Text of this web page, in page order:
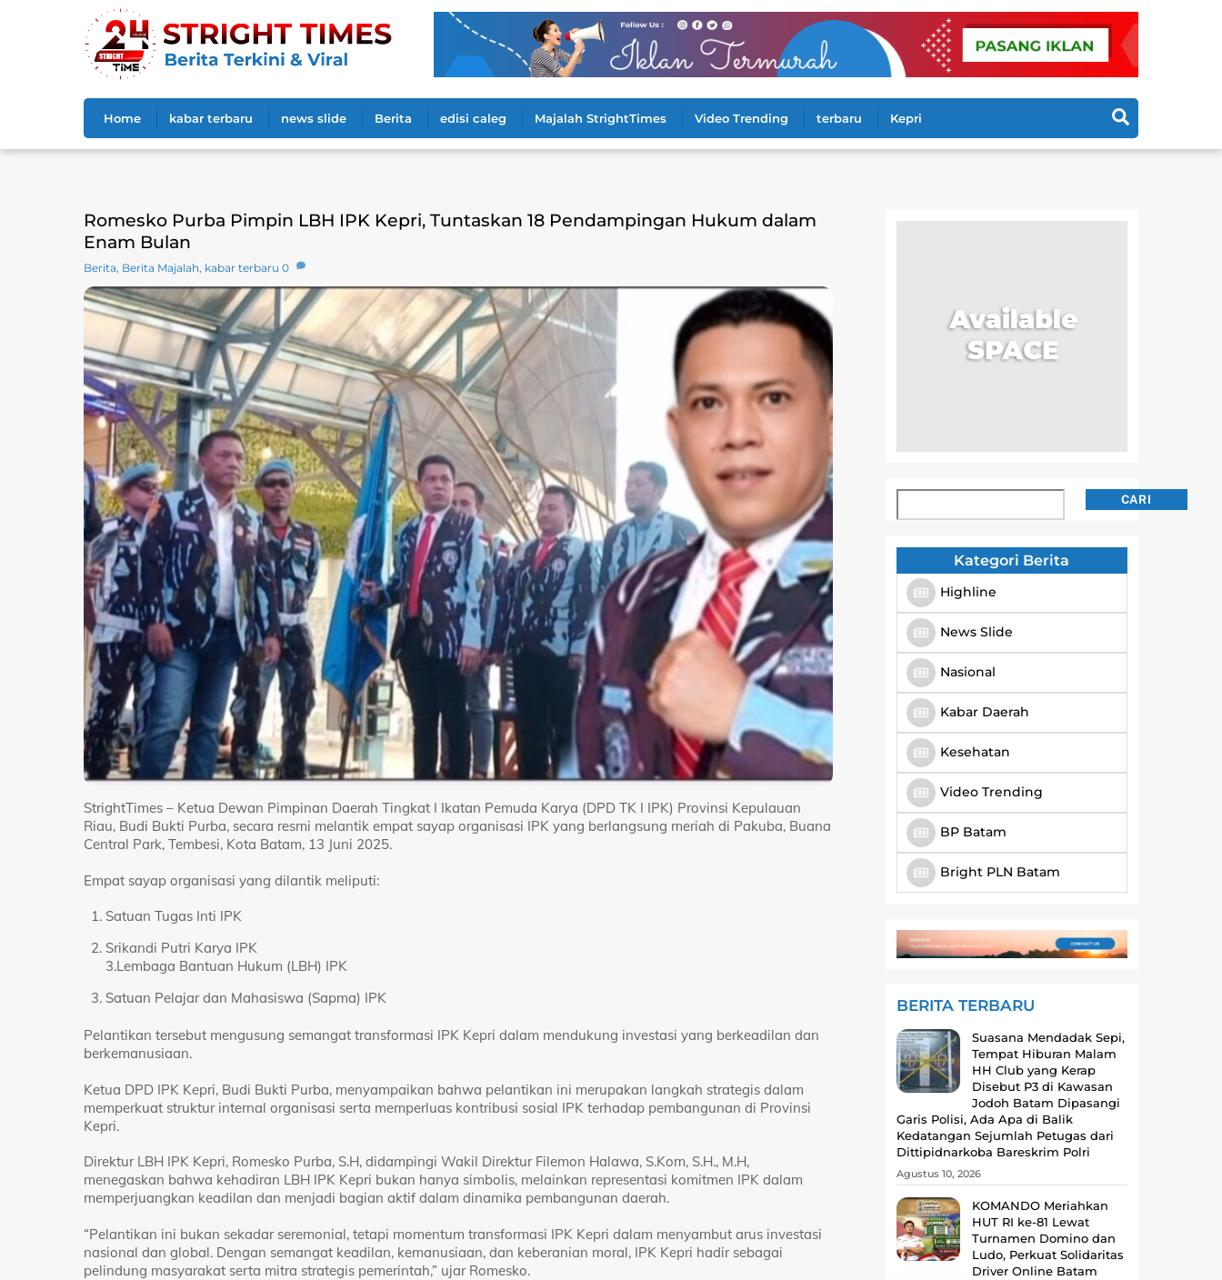
Home kabar terbaru news slide Berita edisi caleg Majalah StrightTimes Video Trending terbaru Kepri
Romesko Purba Pimpin LBH IPK Kepri, Tuntaskan 18 Pendampingan Hukum dalam
Enam Bulan
Berita, Berita Majalah, kabar terbaru 0
StrightTimes – Ketua Dewan Pimpinan Daerah Tingkat I Ikatan Pemuda Karya (DPD TK I IPK) Provinsi Kepulauan
Riau, Budi Bukti Purba, secara resmi melantik empat sayap organisasi IPK yang berlangsung meriah di Pakuba, Buana
Central Park, Tembesi, Kota Batam, 13 Juni 2025.
Empat sayap organisasi yang dilantik meliputi:
Satuan Tugas Inti IPK
Srikandi Putri Karya IPK
3.Lembaga Bantuan Hukum (LBH) IPK
Satuan Pelajar dan Mahasiswa (Sapma) IPK
Pelantikan tersebut mengusung semangat transformasi IPK Kepri dalam mendukung investasi yang berkeadilan dan
berkemanusiaan.
Ketua DPD IPK Kepri, Budi Bukti Purba, menyampaikan bahwa pelantikan ini merupakan langkah strategis dalam
memperkuat struktur internal organisasi serta memperluas kontribusi sosial IPK terhadap pembangunan di Provinsi
Kepri.
Direktur LBH IPK Kepri, Romesko Purba, S.H, didampingi Wakil Direktur Filemon Halawa, S.Kom, S.H., M.H,
menegaskan bahwa kehadiran LBH IPK Kepri bukan hanya simbolis, melainkan representasi komitmen IPK dalam
memperjuangkan keadilan dan menjadi bagian aktif dalam dinamika pembangunan daerah.
“Pelantikan ini bukan sekadar seremonial, tetapi momentum transformasi IPK Kepri dalam menyambut arus investasi
nasional dan global. Dengan semangat keadilan, kemanusiaan, dan keberanian moral, IPK Kepri hadir sebagai
pelindung masyarakat serta mitra strategis pemerintah,” ujar Romesko.
CARI
Kategori Berita
Highline
News Slide
Nasional
Kabar Daerah
Kesehatan
Video Trending
BP Batam
Bright PLN Batam
BERITA TERBARU
Suasana Mendadak Sepi,
Tempat Hiburan Malam
HH Club yang Kerap
Disebut P3 di Kawasan
Jodoh Batam Dipasangi
Garis Polisi, Ada Apa di Balik
Kedatangan Sejumlah Petugas dari
Dittipidnarkoba Bareskrim Polri
Agustus 10, 2026
KOMANDO Meriahkan
HUT RI ke-81 Lewat
Turnamen Domino dan
Ludo, Perkuat Solidaritas
Driver Online Batam